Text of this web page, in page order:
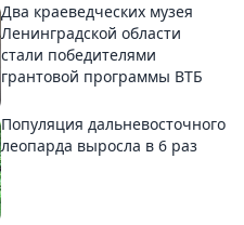
Два краеведческих музея
Ленинградской области
стали победителями
грантовой программы ВТБ
Популяция дальневосточного
леопарда выросла в 6 раз